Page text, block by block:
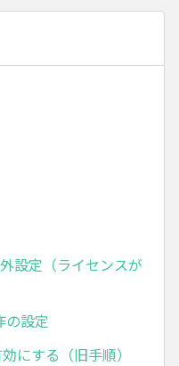
設定（ライセンスが
設定
にする（旧手順）